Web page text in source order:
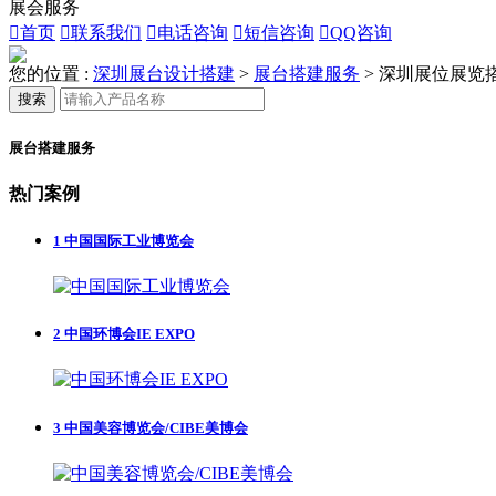
展会服务
首页 联系我们 电话咨询 短信咨询 QQ咨询
您的位置 : 深圳展台设计搭建 > 展台搭建服务 > 深圳展位展览
搜索
展台搭建服务
热门案例
1 中国国际工业博览会
2 中国环博会IE EXPO
3 中国美容博览会/CIBE美博会